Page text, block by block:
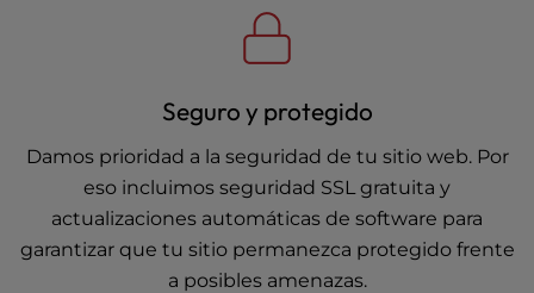
Seguro y protegido
Damos prioridad a la seguridad de tu sitio web. Por
eso incluimos seguridad SSL gratuita y
actualizaciones automáticas de software para
garantizar que tu sitio permanezca protegido frente
a posibles amenazas.